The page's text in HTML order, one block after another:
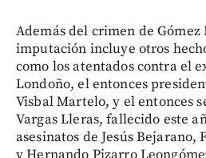
Además del crimen de
imputación incluye otros
como los atentados contra el
Londoño, el entonces
Visbal Martelo, y el entonces
Vargas Lleras, fallecido este
asesinatos de Jesús Bejarano,